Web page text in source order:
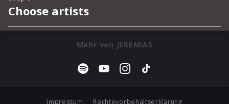
Mehr von JEREMIAS
Impressum Rechtevorbehaltserklärung